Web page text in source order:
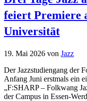
feiert Premiere
Universität
19. Mai 2026 von Jazz
Der Jazzstudiengang der
Anfang Juni erstmals ein
„F:SHARP – Folkwang
der Campus in Essen-